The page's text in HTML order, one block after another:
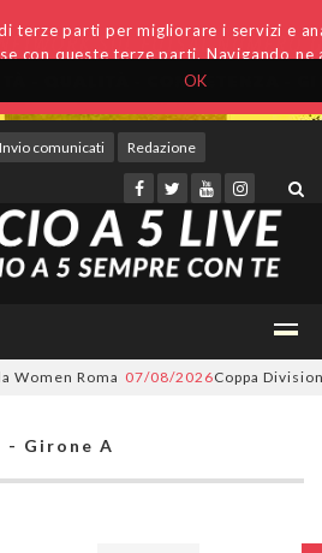
OK
terze parti per migliorare i servizi e
con queste terze parti. Navigando
Invio comunicati Redazione
Roma 07/08/2026Coppa Divisione,
- Girone A